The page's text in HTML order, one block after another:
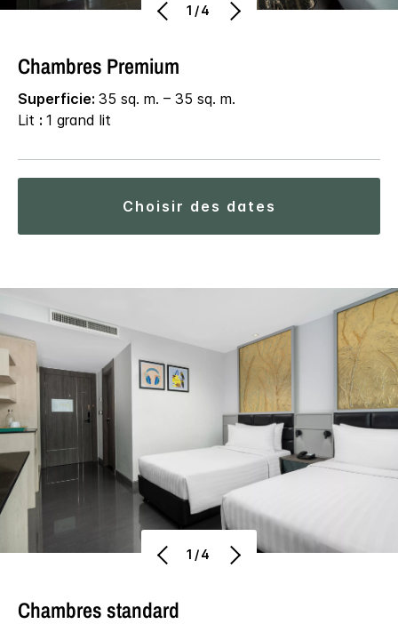
1/4
Chambres Premium
Superficie: 35 sq. m. – 35 sq. m.
Lit : 1 grand lit
choisir des dates
1/4
Chambres standard